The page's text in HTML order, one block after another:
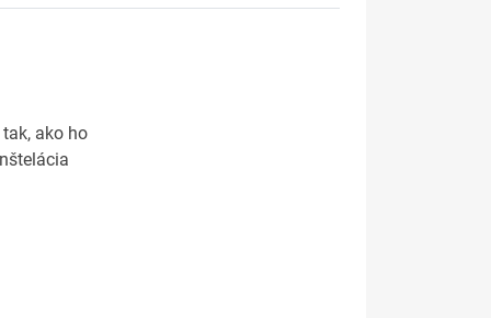
ako ho